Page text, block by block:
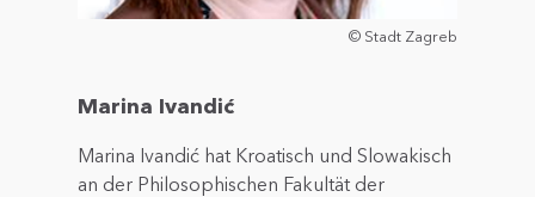
© Stadt Zagreb
Marina Ivandić
Marina Ivandić hat Kroatisch und Slowakisch
an der Philosophischen Fakultät der